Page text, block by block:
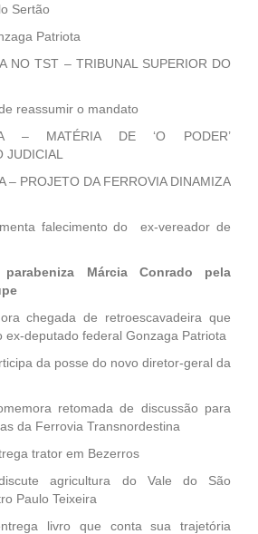
Sertão
Patriota
NO TST – TRIBUNAL SUPERIOR DO
reassumir o mandato
– MATÉRIA DE ‘O PODER’
JUDICIAL
– PROJETO DA FERROVIA DINAMIZA
falecimento do ex-vereador de
Márcia Conrado pela
chegada de retroescavadeira que
ex-deputado federal Gonzaga Patriota
da posse do novo diretor-geral da
retomada de discussão para
da Ferrovia Transnordestina
trator em Bezerros
agricultura do Vale do São
Paulo Teixeira
livro que conta sua trajetória